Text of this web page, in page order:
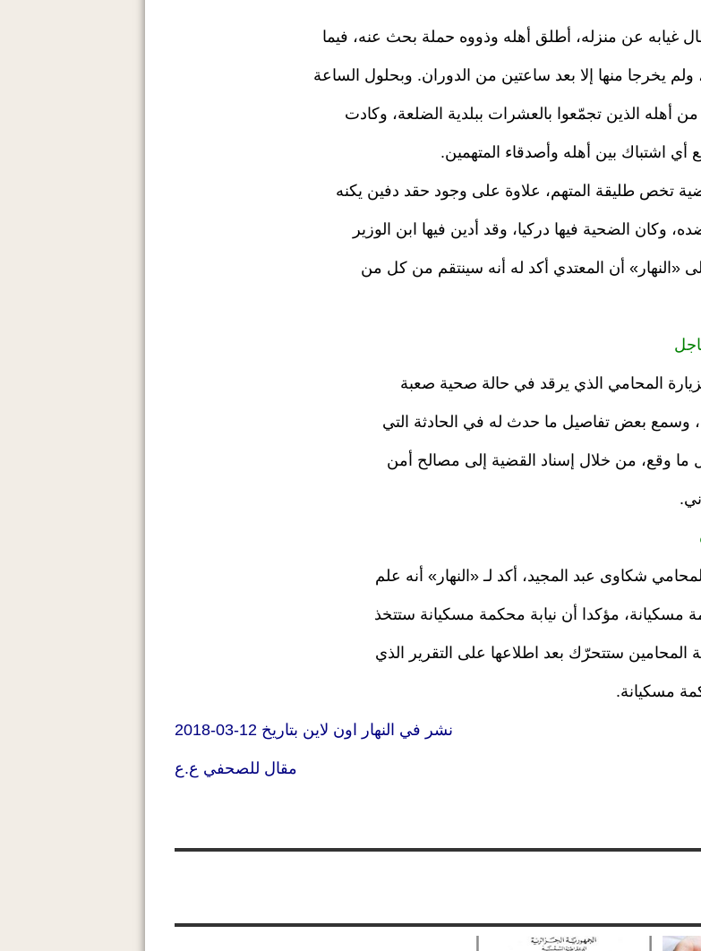
غيابه عن منزله، أطلق أهله وذووه حملة بحث عنه، فيما
ولم يخرجا منها إلا بعد ساعتين من الدوران. وبحلول الساعة
أهله الذين تجمّعوا بالعشرات ببلدية الضلعة، وكادت
اشتباك بين أهله وأصدقاء المتهمين.
تخص طليقة المتهم، علاوة على وجود حقد دفين يكنه
الضحية فيها دركيا، وقد أدين فيها ابن الوزير
«النهار» أن المعتدي أكد له أنه سينتقم من كل من
المحامي الذي يرقد في حالة صحية صعبة
بعض تفاصيل ما حدث له في الحادثة التي
ما وقع، من خلال إسناد القضية إلى مصالح أمن
شكاوى عبد المجيد، أكد لـ «النهار» أنه علم
مؤكدا أن نيابة محكمة مسكيانة ستتخذ
المحامين ستتحرّك بعد اطلاعها على التقرير الذي
مسكيانة.
نشر في النهار اون لاين بتاريخ 12-03-2018
مقال للصحفي ع.ع